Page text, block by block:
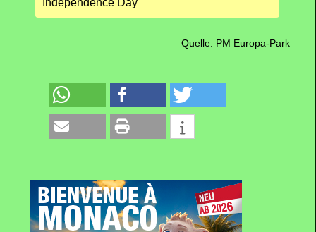
Quelle: PM Europa-Park